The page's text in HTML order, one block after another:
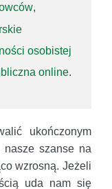
,
osobistej
online.
ukończonym
nasze szanse na
wzrosną. Jeżeli
uda nam się